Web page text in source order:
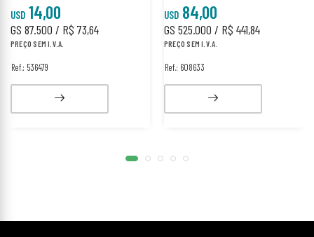
USD 14,00
GS 87.500 / R$ 73,64
PREÇO SEM I.V.A.
Ref.: 536479
USD 84,00
GS 525.000 / R$ 441,84
PREÇO SEM I.V.A.
Ref.: 608633